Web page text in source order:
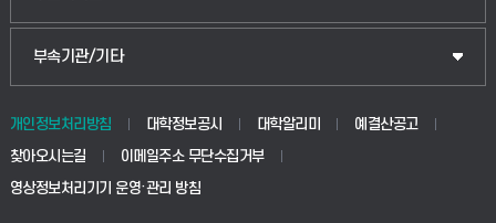
생명공학부
공공정책대학원
교육대학원
웹메일
학사시스템(전문학사 및 전공심화)
부속기관/기타
중앙도서관
학생생활관(안성)
개인정보처리방침 대학정보공시 대학알리미
예결산공고
찾아오시는길
이메일주소 무단수집거부
영상정보처리기기 운영·관리 방침